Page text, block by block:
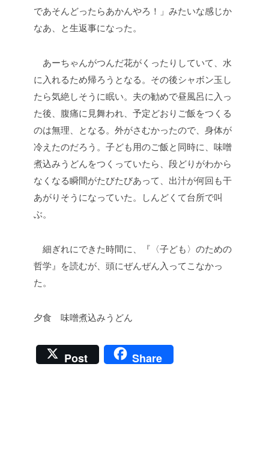
であそんどったらあかんやろ！」みたいな感じか
なあ、と生返事になった。
あーちゃんがつんだ花がくったりしていて、水
に入れるため帰ろうとなる。その後シャボン玉し
たら気絶しそうに眠い。夫の勧めで昼風呂に入っ
た後、腹痛に見舞われ、予定どおりご飯をつくる
のは無理、となる。外がさむかったので、身体が
冷えたのだろう。子ども用のご飯と同時に、味噌
煮込みうどんをつくっていたら、段どりがわから
なくなる瞬間がたびたびあって、出汁が何回も干
あがりそうになっていた。しんどくて台所で叫
ぶ。
細ぎれにできた時間に、『〈子ども〉のための
哲学』を読むが、頭にぜんぜん入ってこなかっ
た。
夕食 味噌煮込みうどん
Post Share